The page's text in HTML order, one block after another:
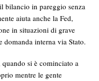
bilancio in pareggio senza
aiuta anche la Fed,
in situazioni di grave
domanda interna via Stato.
si è cominciato a
mentre le gente